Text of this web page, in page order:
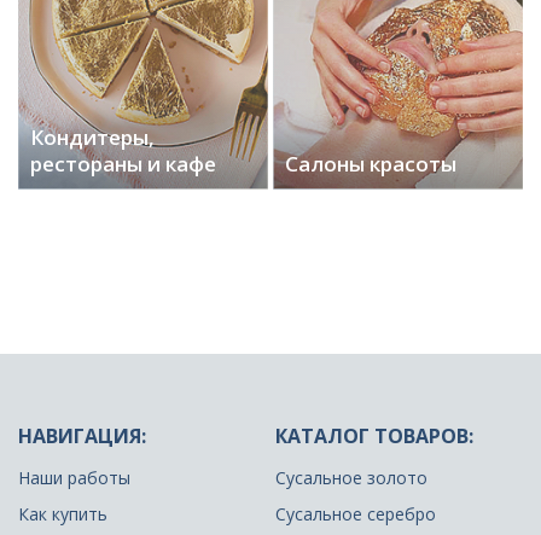
Кондитеры,
рестораны и кафе
Салоны красоты
НАВИГАЦИЯ:
Наши работы
Как купить
КАТАЛОГ ТОВАРОВ:
Сусальное золото
Сусальное серебро